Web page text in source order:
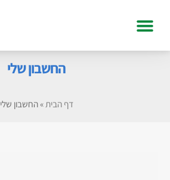
החשבון שלי
דף הבית »החשבון שלי